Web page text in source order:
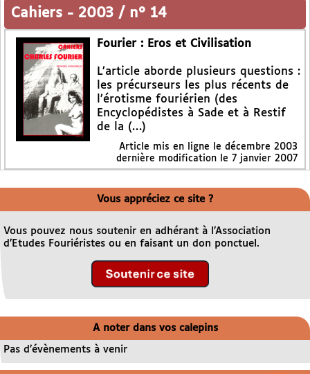
Cahiers - 2003 / n° 14
Fourier : Eros et Civilisation
L’article aborde plusieurs questions :
les précurseurs les plus récents de
l’érotisme fouriérien (des
Encyclopédistes à Sade et à Restif
de la (…)
Article mis en ligne le décembre 2003
dernière modification le 7 janvier 2007
Vous appréciez ce site ?
Vous pouvez nous soutenir en adhérant à l’Association
d’Etudes Fouriéristes ou en faisant un don ponctuel.
A noter dans vos calepins
Pas d’évènements à venir